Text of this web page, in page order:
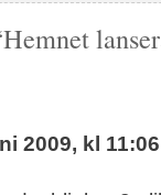
2009, kl 11:06